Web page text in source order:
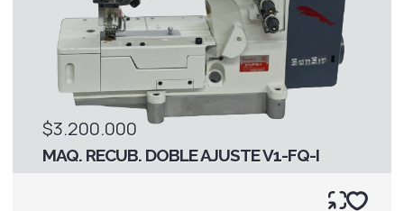
$3.200.000
MAQ. RECUB. DOBLE AJUSTE V1-FQ-I